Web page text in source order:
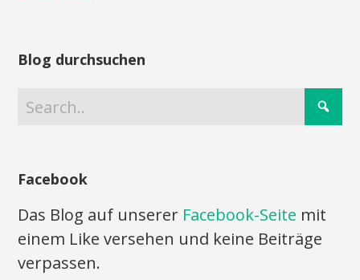
Blog durchsuchen
Facebook
Das Blog auf unserer Facebook-Seite mit
einem Like versehen und keine Beiträge
verpassen.